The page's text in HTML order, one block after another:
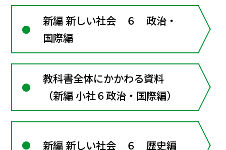
新編 新しい社会 ６ 政治・
国際編
教科書全体にかかわる資料
（新編 小社６政治・国際編）
新編 新しい社会 ６ 歴史編